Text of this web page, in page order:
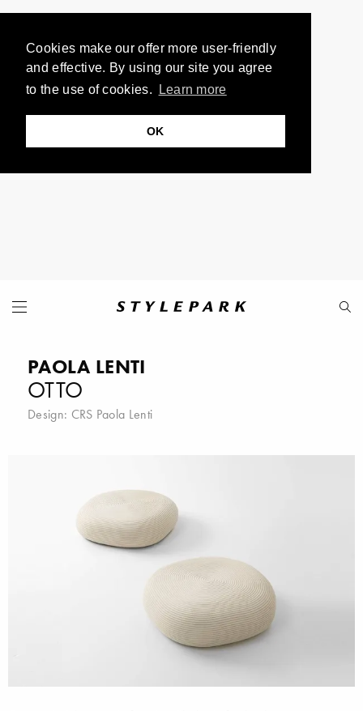
Cookies make our offer more user-friendly
and effective. By using our site you agree
to the use of cookies.
Learn more
OK
PAOLA LENTI
OTTO
Design: CRS Paola Lenti